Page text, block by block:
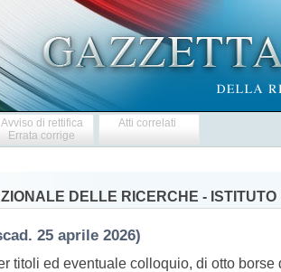
Avviso di rettifica
Errata corrige
Atti correlati
DELLE RICERCHE -
25 aprile 2026)
titoli ed eventuale colloquio, di otto